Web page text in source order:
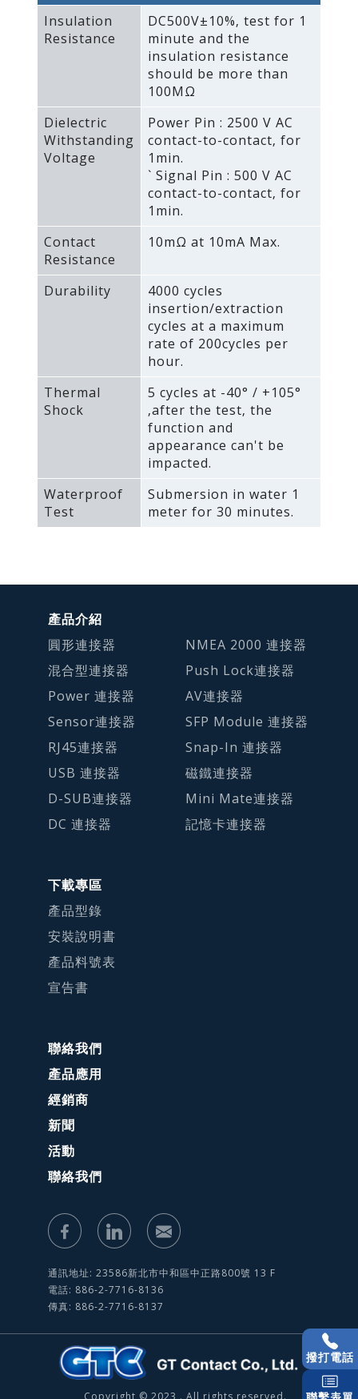
Insulation
Resistance
DC500V±10%‚ test for 1
minute and the
insulation resistance
should be more than
100MΩ
Dielectric
Withstanding
Voltage
Power Pin : 2500 V AC
contact-to-contact‚ for
1min.
` Signal Pin : 500 V AC
contact-to-contact‚ for
1min.
Contact
Resistance
10mΩ at 10mA Max.
Durability
4000 cycles
insertion/extraction
cycles at a maximum
rate of 200cycles per
hour.
Thermal
Shock
5 cycles at -40° / +105°
‚after the test‚ the
function and
appearance can't be
impacted.
Waterproof
Test
Submersion in water 1
meter for 30 minutes.
產品介紹
圓形連接器
混合型連接器
Power 連接器
Sensor連接器
RJ45連接器
USB 連接器
D-SUB連接器
DC 連接器
NMEA 2000 連接器
Push Lock連接器
AV連接器
SFP Module 連接器
Snap-In 連接器
磁鐵連接器
Mini Mate連接器
記憶卡連接器
下載專區
產品型錄
安裝說明書
產品料號表
宣告書
聯絡我們
產品應用
經銷商
新聞
活動
聯絡我們
通訊地址: 23586新北市中和區中正路800號 13 F
電話: 886-2-7716-8136
傳真: 886-2-7716-8137
Copyright © 2023 . All rights reserved.
撥打電話